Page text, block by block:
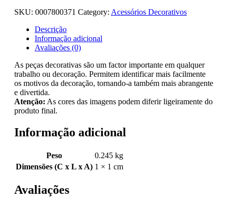
SKU: 0007800371 Category: Acessórios Decorativos
Descrição
Informação adicional
Avaliações (0)
As peças decorativas são um factor importante em qualquer
trabalho ou decoração. Permitem identificar mais facilmente
os motivos da decoração, tornando-a também mais abrangente
e divertida.
Atenção: As cores das imagens podem diferir ligeiramente do
produto final.
Informação adicional
Peso
0.245 kg
Dimensões (C x L x A) 1 × 1 cm
Avaliações